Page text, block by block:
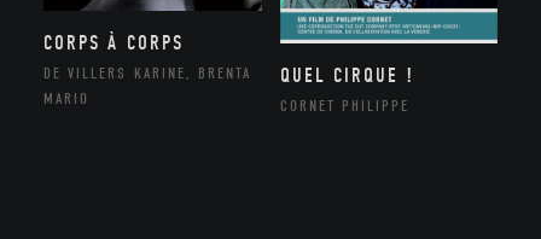
CORPS À CORPS
DE VILLERS KARINE, BRENTA
MARIO
QUEL CIRQUE !
CORNET PHILIPPE